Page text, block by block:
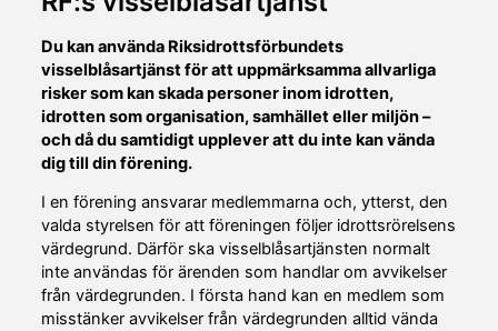
Du kan använda Riksidrottsförbundets
visselblåsartjänst för att uppmärksamma allvarliga
risker som kan skada personer inom idrotten,
idrotten som organisation, samhället eller miljön –
och då du samtidigt upplever att du inte kan vända
dig till din förening.
I en förening ansvarar medlemmarna och, ytterst, den
valda styrelsen för att föreningen följer idrottsrörelsens
värdegrund. Därför ska visselblåsartjänsten normalt
inte användas för ärenden som handlar om avvikelser
från värdegrunden. I första hand kan en medlem som
misstänker avvikelser från värdegrunden alltid vända